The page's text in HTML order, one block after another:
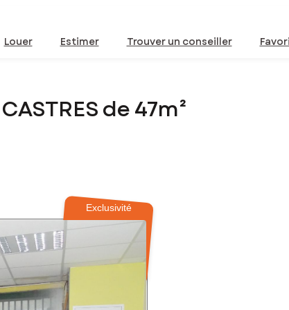
Louer Estimer Trouver un conseiller
de 47m²
Exclusivité